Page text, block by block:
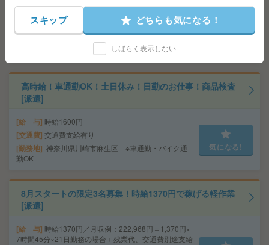
給 与 時給2000円＋交
交通費支給(社内規定あり)
東京メトロ丸ノ内線 大手町駅 1分/JR線 東京
高時給！車通勤OK！土日休み！日勤のお仕事！商品検査
[派遣]
給 与 時給1600円
交通費 交通費支給有り
勤務地 神奈川県川崎市麻生区 ※車通勤・バイク通
勤OK
気になる!
8月スタートの限定3名募集！時給1370円で稼げる軽作業
[派遣]
給 与 時給1370円／月収例：222,968円＝1,370円×
7時間45分×21日勤務の場合＋残業代、交通費別途支給
スキップ どちらも気になる！
しばらく表示しない